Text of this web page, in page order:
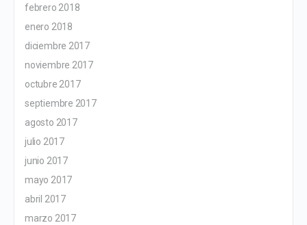
febrero 2018
enero 2018
diciembre 2017
noviembre 2017
octubre 2017
septiembre 2017
agosto 2017
julio 2017
junio 2017
mayo 2017
abril 2017
marzo 2017